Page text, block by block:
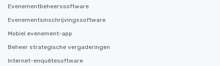
Evenementbeheerssoftware
Evenementsinschrijvingssoftware
Mobiel evenement-app
Beheer strategische vergaderingen
Internet-enquêtesoftware